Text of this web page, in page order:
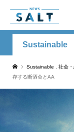
Sustainable
Sustainable 社会
存する断酒会とAA